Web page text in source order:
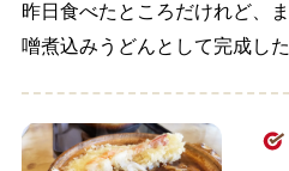
昨日食べたところだけれど、
噌煮込みうどんとして完成した